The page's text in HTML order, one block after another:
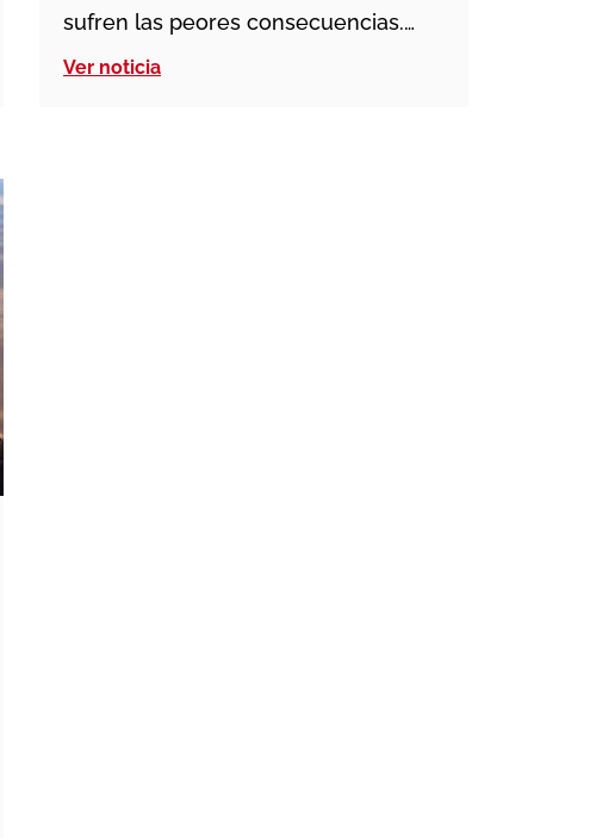
sufren las peores consecuencias.
Los pueblos de Andafitrazo y Matsà
Ver noticia